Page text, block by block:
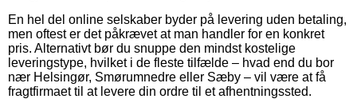
En hel del online selskaber byder på levering uden betaling,
men oftest er det påkrævet at man handler for en konkret
pris. Alternativt bør du snuppe den mindst kostelige
leveringstype, hvilket i de fleste tilfælde – hvad end du bor
nær Helsingør, Smørumnedre eller Sæby – vil være at få
fragtfirmaet til at levere din ordre til et afhentningssted.